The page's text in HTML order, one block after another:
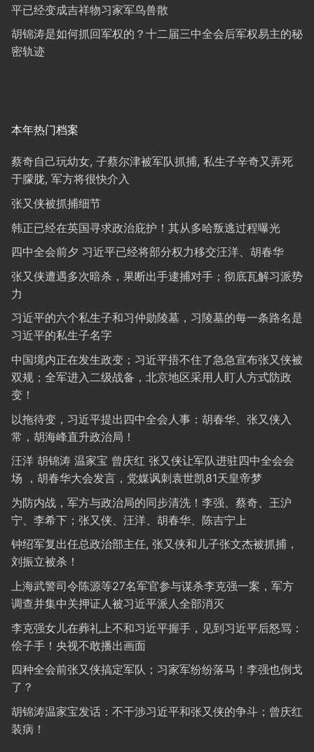
平已经变成吉祥物习家军鸟兽散
胡锦涛是如何抓回军权的？十二届三中全会后军权易主的秘
密轨迹
本年热门档案
蔡奇自己玩幼女, 子蔡尔津被军队抓捕, 私生子辛奇又弄死
于朦胧, 军方将很快介入
张又侠被抓捕细节
韩正已经在英国寻求政治庇护！其从多哈叛逃过程曝光
四中全会前夕 习近平已经将部分权力移交汪洋、胡春华
张又侠遭遇多次暗杀，果断出手逮捕对手；彻底瓦解习派势
力
习近平的六个私生子和习仲勋陵墓，习陵墓的每一条路名是
习近平的私生子名字
中国境内正在发生政变；习近平捂不住了急急宣布张又侠被
双规；全军进入二级战备，北京地区采用人盯人方式防政
变！
以拖待变，习近平提出四中全会人事：胡春华、张又侠入
常，胡海峰直升政治局！
汪洋 胡锦涛 温家宝 曾庆红 张又侠让军队进驻四中全会会
场 ，胡春华大会发言，党媒讽刺袁世凯81天皇帝梦
为防内战，军方与政治局的同步清洗！李强、蔡奇、王沪
宁、李希下；张又侠、汪洋、胡春华、陈吉宁上
钟绍军复出任总政治部主任, 张又侠和儿子张文杰被抓捕，
刘振立被杀！
上海武警司令陈源等27名军官参与谋杀李克强一案，军方
调查并集中关押证人被习近平派人全部消灭
李克强女儿在葬礼上不和习近平握手，见到习近平后怒骂：
侩子手！央视不敢播出画面
四种全会前张又侠搞定军队；习家军纷纷落马！李强也倒戈
了？
胡锦涛温家宝发话：不干涉习近平和张又侠的争斗；曾庆红
装病！